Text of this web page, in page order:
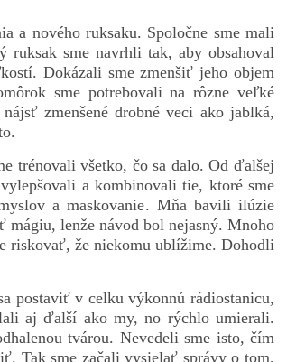
a nového ruksaku. Spoločne sme mali
sme navrhli tak, aby obsahoval
Dokázali sme zmenšiť jeho objem
sme potrebovali na rôzne veľké
zmenšené drobné veci ako jablká,
trénovali všetko, čo sa dalo. Od ďalšej
a kombinovali tie, ktoré sme
a maskovanie. Mňa bavili ilúzie
mágiu, lenže návod bol nejasný. Mnoho
riskovať, že niekomu ublížime. Dohodli
postaviť v celku výkonnú rádiostanicu,
aj ďalší ako my, no rýchlo umierali.
tvárou. Nevedeli sme isto, čím
Tak sme začali vysielať správy o tom,